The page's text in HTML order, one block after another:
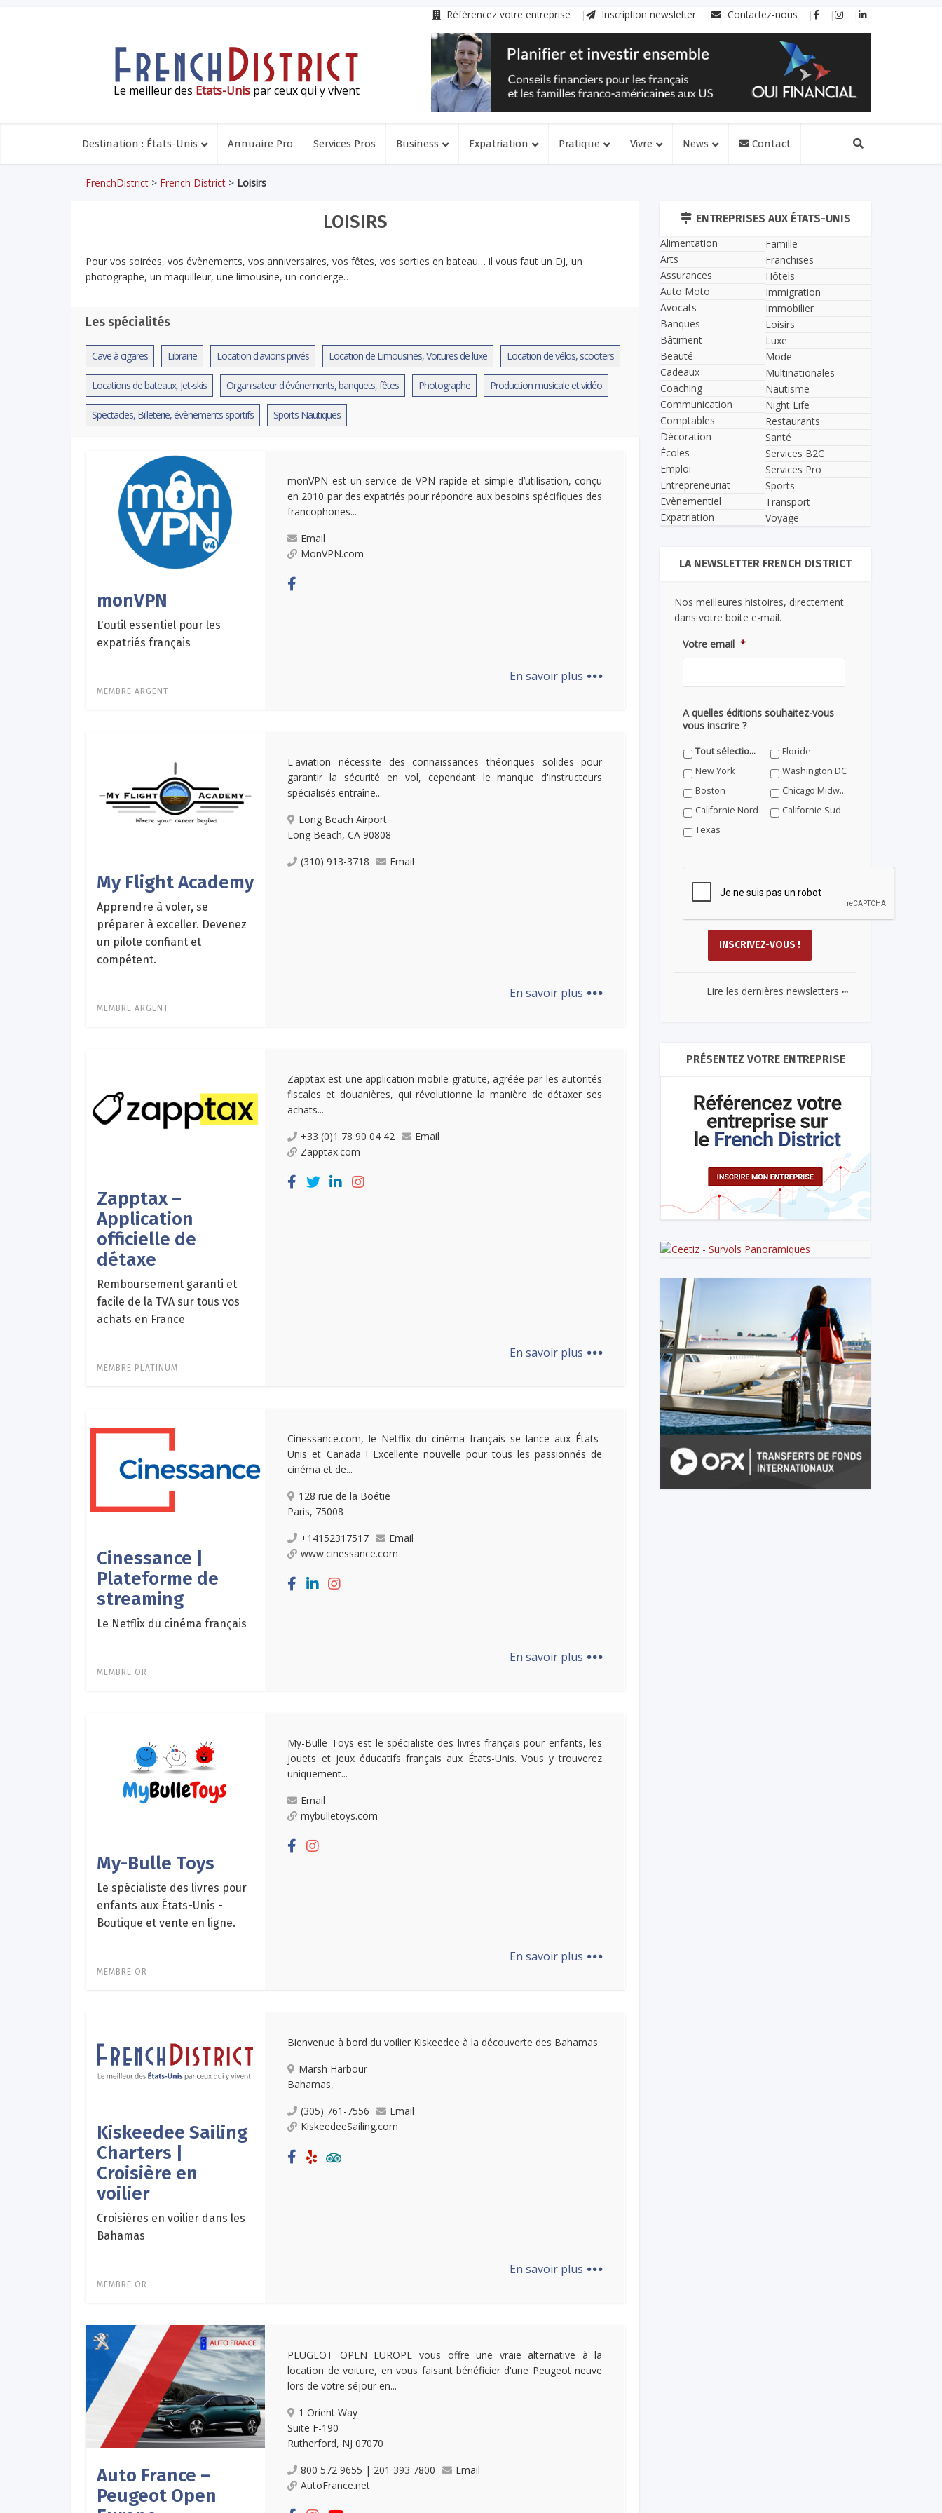
Référencez votre entreprise Inscription newsletter Contactez-nous
Le meilleur des Etats-Unis par ceux qui y vivent
Destination : États-Unis Annuaire Pro Services Pros Business Expatriation Pratique Vivre News Contact
FrenchDistrict > French District > Loisirs
LOISIRS
Pour vos soirées, vos évènements, vos anniversaires, vos fêtes, vos sorties en bateau… il vous faut un DJ, un
photographe, un maquilleur, une limousine, un concierge…
Les spécialités
Cave à cigares Librairie Location d'avions privés Location de Limousines, Voitures de luxe Location de vélos, scooters
Locations de bateaux, Jet-skis Organisateur d'événements, banquets, fêtes Photographe Production musicale et vidéo
Spectacles, Billeterie, évènements sportifs Sports Nautiques
monVPN
L'outil essentiel pour les
expatriés français
MEMBRE ARGENT
monVPN est un service de VPN rapide et simple d’utilisation, conçu
en 2010 par des expatriés pour répondre aux besoins spécifiques des
francophones...
Email
MonVPN.com
En savoir plus ...
My Flight Academy
Apprendre à voler, se
préparer à exceller. Devenez
un pilote confiant et
compétent.
MEMBRE ARGENT
L'aviation nécessite des connaissances théoriques solides pour
garantir la sécurité en vol, cependant le manque d'instructeurs
spécialisés entraîne...
Long Beach Airport
Long Beach, CA 90808
(310) 913-3718
Email
En savoir plus ...
Zapptax –
Application
officielle de
détaxe
Remboursement garanti et
facile de la TVA sur tous vos
achats en France
MEMBRE PLATINUM
Zapptax est une application mobile gratuite, agréée par les autorités
fiscales et douanières, qui révolutionne la manière de détaxer ses
achats...
+33 (0)1 78 90 04 42
Email
Zapptax.com
En savoir plus ...
Cinessance |
Plateforme de
streaming
Le Netflix du cinéma français
MEMBRE OR
Cinessance.com, le Netflix du cinéma français se lance aux États-
Unis et Canada ! Excellente nouvelle pour tous les passionnés de
cinéma et de...
128 rue de la Boétie
Paris, 75008
+14152317517
Email
www.cinessance.com
En savoir plus ...
My-Bulle Toys
Le spécialiste des livres pour
enfants aux États-Unis -
Boutique et vente en ligne.
MEMBRE OR
My-Bulle Toys est le spécialiste des livres français pour enfants, les
jouets et jeux éducatifs français aux États-Unis. Vous y trouverez
uniquement...
Email
mybulletoys.com
En savoir plus ...
Kiskeedee Sailing
Charters |
Croisière en
voilier
Croisières en voilier dans les
Bahamas
MEMBRE OR
Bienvenue à bord du voilier Kiskeedee à la découverte des Bahamas.
Marsh Harbour
Bahamas,
(305) 761-7556
Email
KiskeedeeSailing.com
En savoir plus ...
Auto France –
Peugeot Open
PEUGEOT OPEN EUROPE vous offre une vraie alternative à la
location de voiture, en vous faisant bénéficier d'une Peugeot neuve
lors de votre séjour en...
1 Orient Way
Suite F-190
Rutherford, NJ 07070
800 572 9655 | 201 393 7800
Email
AutoFrance.net
ENTREPRISES AUX ÉTATS-UNIS
Alimentation
Arts
Assurances
Auto Moto
Avocats
Banques
Bâtiment
Beauté
Cadeaux
Coaching
Communication
Comptables
Décoration
Écoles
Emploi
Entrepreneuriat
Evènementiel
Expatriation
Famille
Franchises
Hôtels
Immigration
Immobilier
Loisirs
Luxe
Mode
Multinationales
Nautisme
Night Life
Restaurants
Santé
Services B2C
Services Pro
Sports
Transport
Voyage
LA NEWSLETTER FRENCH DISTRICT
Nos meilleures histoires, directement
dans votre boite e-mail.
Votre email *
A quelles éditions souhaitez-vous
vous inscrire ?
Tout sélectionner
Floride
New York
Washington DC
Boston
Chicago Midwest
Californie Nord
Californie Sud
Texas
Lire les dernières newsletters ...
PRÉSENTEZ VOTRE ENTREPRISE